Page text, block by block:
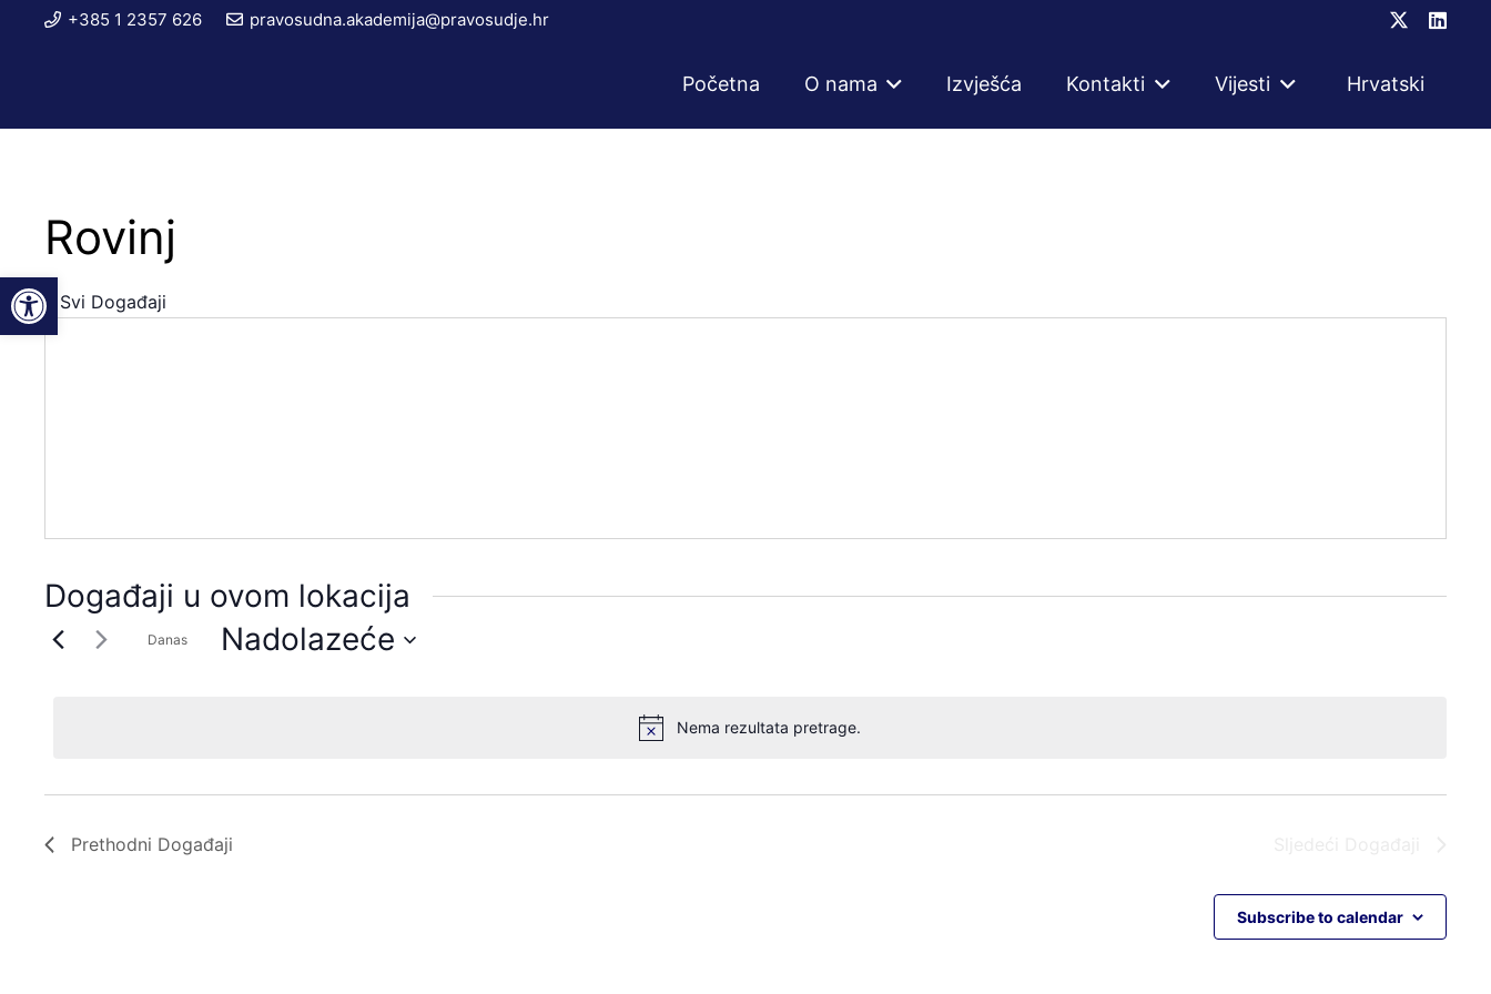
+385 1 2357 626 pravosudna.akademija@pravosudje.hr
Početna O nama Izvješća Kontakti Vijesti Hrvatski
Rovinj
« Svi Događaji
Događaji u ovom lokacija
Notice
Nema rezultata pretrage.
Danas Nadolazeće
Prethodni Događaji
Subscribe to calendar
Open toolbar